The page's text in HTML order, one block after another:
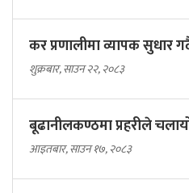
कर प्रणालीमा व्यापक सुधार
शुक्रबार, साउन २२, २०८३
बूढानीलकण्ठमा प्रहरीले
आइतबार, साउन १७, २०८३